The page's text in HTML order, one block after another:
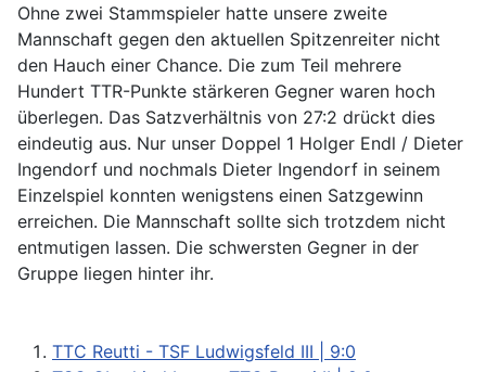
Ohne zwei Stammspieler hatte unsere zweite
Mannschaft gegen den aktuellen Spitzenreiter nicht
den Hauch einer Chance. Die zum Teil mehrere
Hundert TTR-Punkte stärkeren Gegner waren hoch
überlegen. Das Satzverhältnis von 27:2 drückt dies
eindeutig aus. Nur unser Doppel 1 Holger Endl / Dieter
Ingendorf und nochmals Dieter Ingendorf in seinem
Einzelspiel konnten wenigstens einen Satzgewinn
erreichen. Die Mannschaft sollte sich trotzdem nicht
entmutigen lassen. Die schwersten Gegner in der
Gruppe liegen hinter ihr.
TTC Reutti - TSF Ludwigsfeld III | 9:0